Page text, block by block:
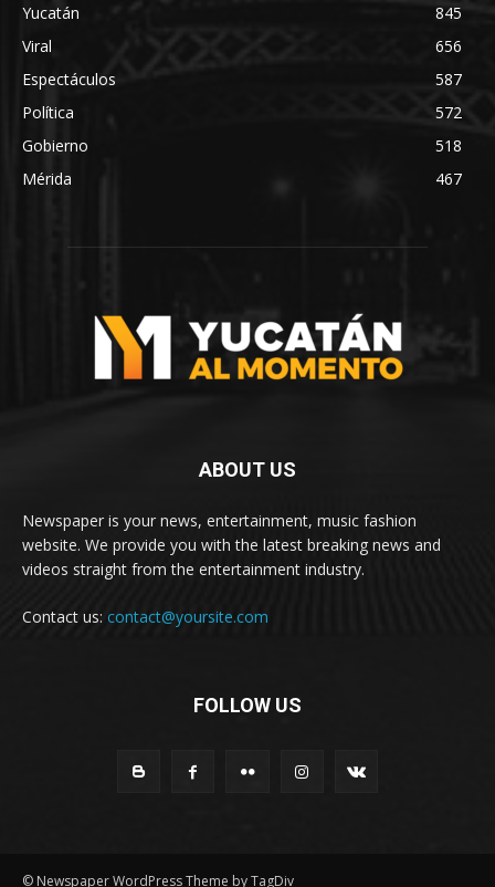
Yucatán
845
Viral
656
Espectáculos
587
Política
572
Gobierno
518
Mérida
467
ABOUT US
Newspaper is your news, entertainment, music fashion
website. We provide you with the latest breaking news and
videos straight from the entertainment industry.
Contact us: contact@yoursite.com
FOLLOW US
© Newspaper WordPress Theme by TagDiv